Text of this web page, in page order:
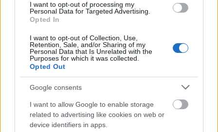
I want to opt-out of processing my
Personal Data for Targeted Advertising.
Opted In
I want to opt-out of Collection, Use,
Retention, Sale, and/or Sharing of my
Personal Data that Is Unrelated with the
Purposes for which it was collected.
Opted Out
Google consents
I want to allow Google to enable storage
related to advertising like cookies on web or
device identifiers in apps.